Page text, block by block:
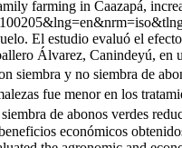
farming in Caazapá,
El estudio evaluó el
Álvarez, Canindeyú, en
siembra y no siembra de
fue menor en los
de abonos verdes
económicos